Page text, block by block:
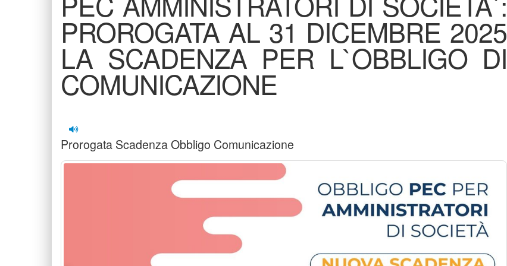
PROROGATA AL 31 DICEMBRE 2025
LA SCADENZA PER L`OBBLIGO DI
COMUNICAZIONE
Prorogata Scadenza Obbligo Comunicazione